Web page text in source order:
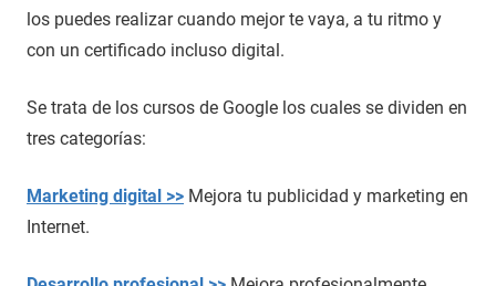
los puedes realizar cuando mejor te vaya, a tu ritmo y
con un certificado incluso digital.
Se trata de los cursos de Google los cuales se dividen en
tres categorías:
Marketing digital >> Mejora tu publicidad y marketing en
Internet.